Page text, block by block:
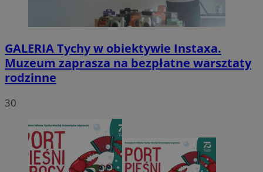
GALERIATychy w obiektywie Instaxa.
Muzeum zaprasza na bezpłatne warsztaty
rodzinne
30